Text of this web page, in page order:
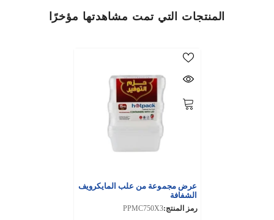
المنتجات التي تمت مشاهدتها مؤخرًا
عرض مجموعة من علب المايكرويف
الشفافة
رمز المنتج:PPMC750X3